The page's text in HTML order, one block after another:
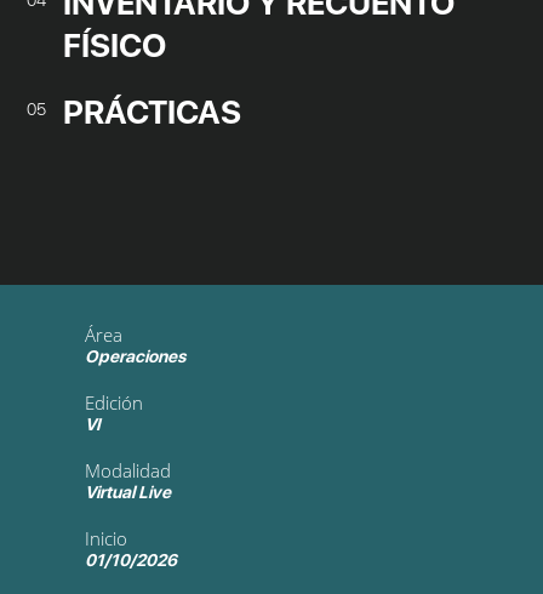
FÍSICO
05 PRÁCTICAS
Área
Operaciones
Edición
VI
Modalidad
Virtual Live
Inicio
01/10/2026